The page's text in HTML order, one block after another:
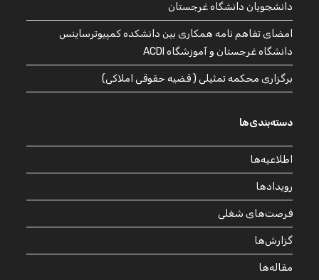
دانشجویان دانشگاه غرجستان
امضای تفاهم نامه همکاری بین دانشکده کمپیوترساینس
دانشگاه غرجستان و آموزشگاه ACDI
برگزاری محکمه تمثیلی ( قضیه حقوقی املاکی)
دسته‌بندی‌ها
اطلاعیه‌ها
رویدادها
فرصت‌های شغلی
گزارش‌ها
مقاله‌ها